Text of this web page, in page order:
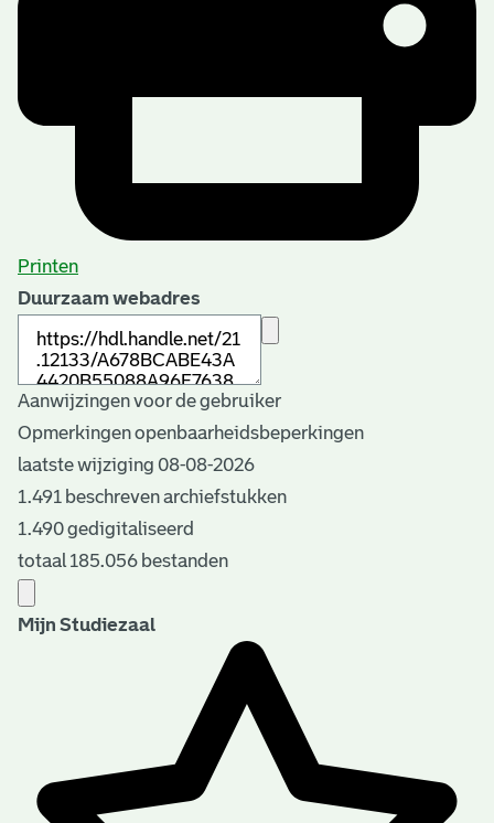
Printen
Duurzaam webadres
Aanwijzingen voor de gebruiker
Opmerkingen openbaarheidsbeperkingen
laatste wijziging 08-08-2026
1.491 beschreven archiefstukken
1.490 gedigitaliseerd
totaal 185.056 bestanden
Mijn Studiezaal